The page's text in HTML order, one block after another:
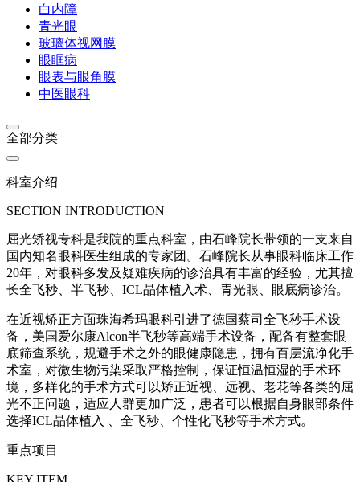
白内障
青光眼
玻璃体视网膜
眼眶病
眼表与眼角膜
中医眼科
全部分类
科室介绍
SECTION INTRODUCTION
屈光矫视专科是我院的重点科室，由石峰院长带领的一支来自
国内知名眼科医生组成的专家团。石峰院长从事眼科临床工作
20年，对眼科多发及疑难疾病的诊治具有丰富的经验，尤其擅
长全飞秒、半飞秒、ICL晶体植入术、青光眼、眼底病诊治。
在近视矫正方面珠海希玛眼科引进了德国蔡司全飞秒手术设
备，美国爱尔康Alcon半飞秒等高端手术设备，配备有整套眼
底筛查系统，规避手术之外的眼健康隐患，拥有百层流净化手
术室，对微生物污染采取严格控制，保证恒温恒湿的手术环
境，多样化的手术方式可以矫正近视、远视、老花等各类的屈
光不正问题，适应人群更加广泛，患者可以根据自身眼部条件
选择ICL晶体植入 、全飞秒、个性化飞秒等手术方式。
重点项目
KEY ITEM